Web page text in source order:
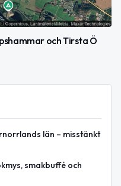
och Tirsta Ö
län – misstänkt
smakbuffé och